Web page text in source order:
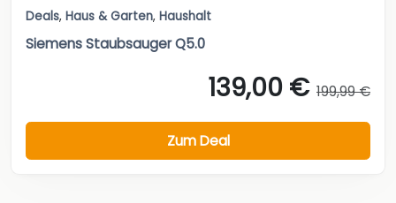
Deals, Haus & Garten, Haushalt
Siemens Staubsauger Q5.0
139,00 € 199,99 €
Zum Deal